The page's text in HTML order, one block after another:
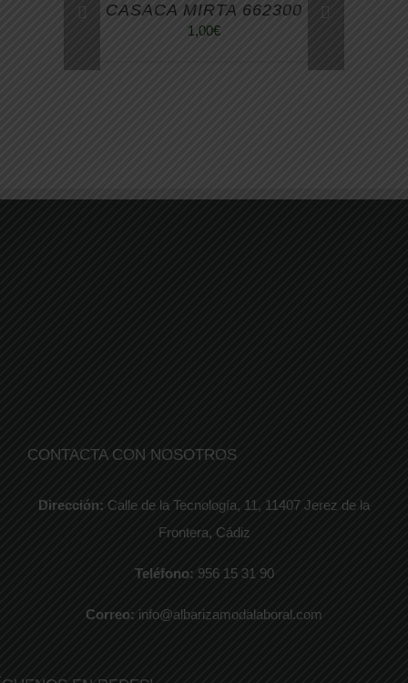
TIENE
MÚLTIPLES
PRODUCTO
CASACA MIRTA 662300
1,00€
CONTACTA CON NOSOTROS
Dirección: Calle de la Tecnología, 11, 11407 Jerez de la
Frontera, Cádiz
Teléfono: 956 15 31 90
Correo: info@albarizamodalaboral.com